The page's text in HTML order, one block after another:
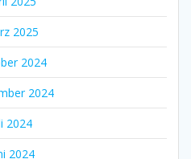
2025
2024
2024
2024
2024